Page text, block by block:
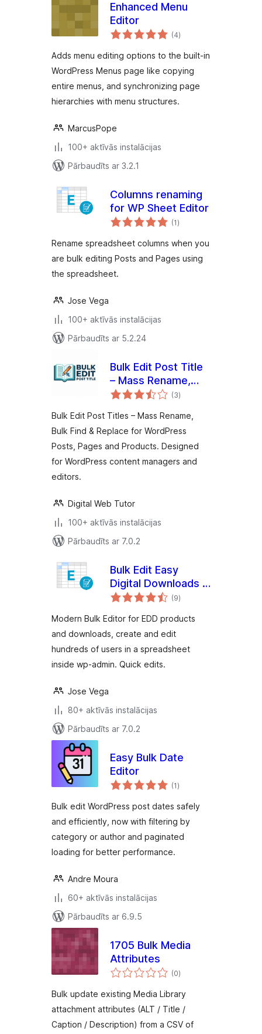
Enhanced Menu
Editor
(4vērtējumu
kopsumma
)
Adds menu editing options to the built-in
WordPress Menus page like copying
entire menus, and synchronizing page
hierarchies with menu structures.
MarcusPope
100+ aktīvās instalācijas
Pārbaudīts ar 3.2.1
Columns renaming
for WP Sheet Editor
(1vērtējumu
kopsumma
)
Rename spreadsheet columns when you
are bulk editing Posts and Pages using
the spreadsheet.
Jose Vega
100+ aktīvās instalācijas
Pārbaudīts ar 5.2.24
Bulk Edit Post Title
– Mass Rename,
Bulk Find & Replace
Posts, Pages and
Products
(3vērtējumu
kopsumma
)
Bulk Edit Post Titles – Mass Rename,
Bulk Find & Replace for WordPress
Posts, Pages and Products. Designed
for WordPress content managers and
editors.
Digital Web Tutor
100+ aktīvās instalācijas
Pārbaudīts ar 7.0.2
Bulk Edit Easy
Digital Downloads –
Fast Bulk Creator
(9vērtējumu
kopsumma
)
Modern Bulk Editor for EDD products
and downloads, create and edit
hundreds of users in a spreadsheet
inside wp-admin. Quick edits.
Jose Vega
80+ aktīvās instalācijas
Pārbaudīts ar 7.0.2
Easy Bulk Date
Editor
(1vērtējumu
kopsumma
)
Bulk edit WordPress post dates safely
and efficiently, now with filtering by
category or author and paginated
loading for better performance.
Andre Moura
60+ aktīvās instalācijas
Pārbaudīts ar 6.9.5
1705 Bulk Media
Attributes
(0vērtējumu
kopsumma
)
Bulk update existing Media Library
attachment attributes (ALT / Title /
Caption / Description) from a CSV of